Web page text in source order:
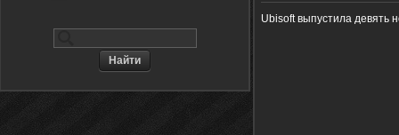
Ubisoft выпустила девять